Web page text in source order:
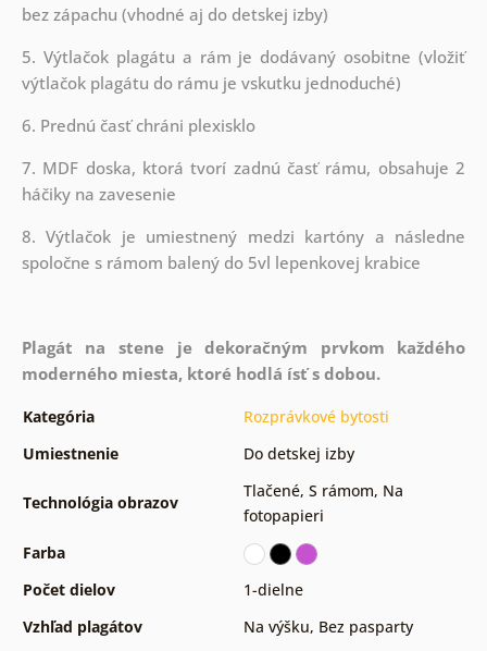
bez zápachu (vhodné aj do detskej izby)
5. Výtlačok plagátu a rám je dodávaný osobitne (vložiť
výtlačok plagátu do rámu je vskutku jednoduché)
6. Prednú časť chráni plexisklo
7. MDF doska, ktorá tvorí zadnú časť rámu, obsahuje 2
háčiky na zavesenie
8. Výtlačok je umiestnený medzi kartóny a následne
spoločne s rámom balený do 5vl lepenkovej krabice
Plagát na stene je dekoračným prvkom každého
moderného miesta, ktoré hodlá ísť s dobou.
Kategória
Rozprávkové bytosti
Umiestnenie
Do detskej izby
Technológia obrazov
Tlačené, S rámom, Na
fotopapieri
Farba
Počet dielov
1-dielne
Vzhľad plagátov
Na výšku, Bez pasparty